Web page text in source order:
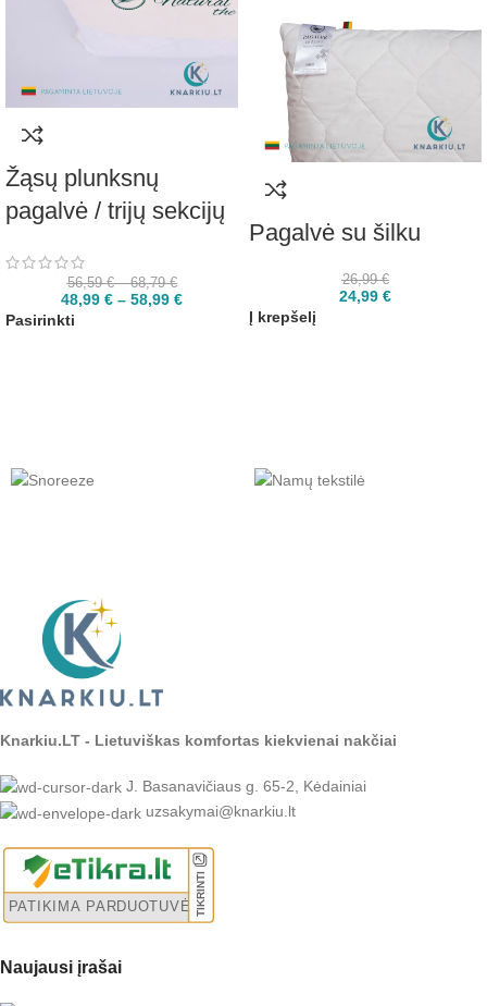
Žąsų plunksnų
pagalvė / trijų sekcijų
56,59€–68,79€
48,99 € – 58,99 €
Pasirinkti
Pagalvė su šilku
26,99€
24,99 €
Į krepšelį
Knarkiu.LT - Lietuviškas komfortas kiekvienai nakčiai
J. Basanavičiaus g. 65-2, Kėdainiai
uzsakymai@knarkiu.lt
Naujausi įrašai